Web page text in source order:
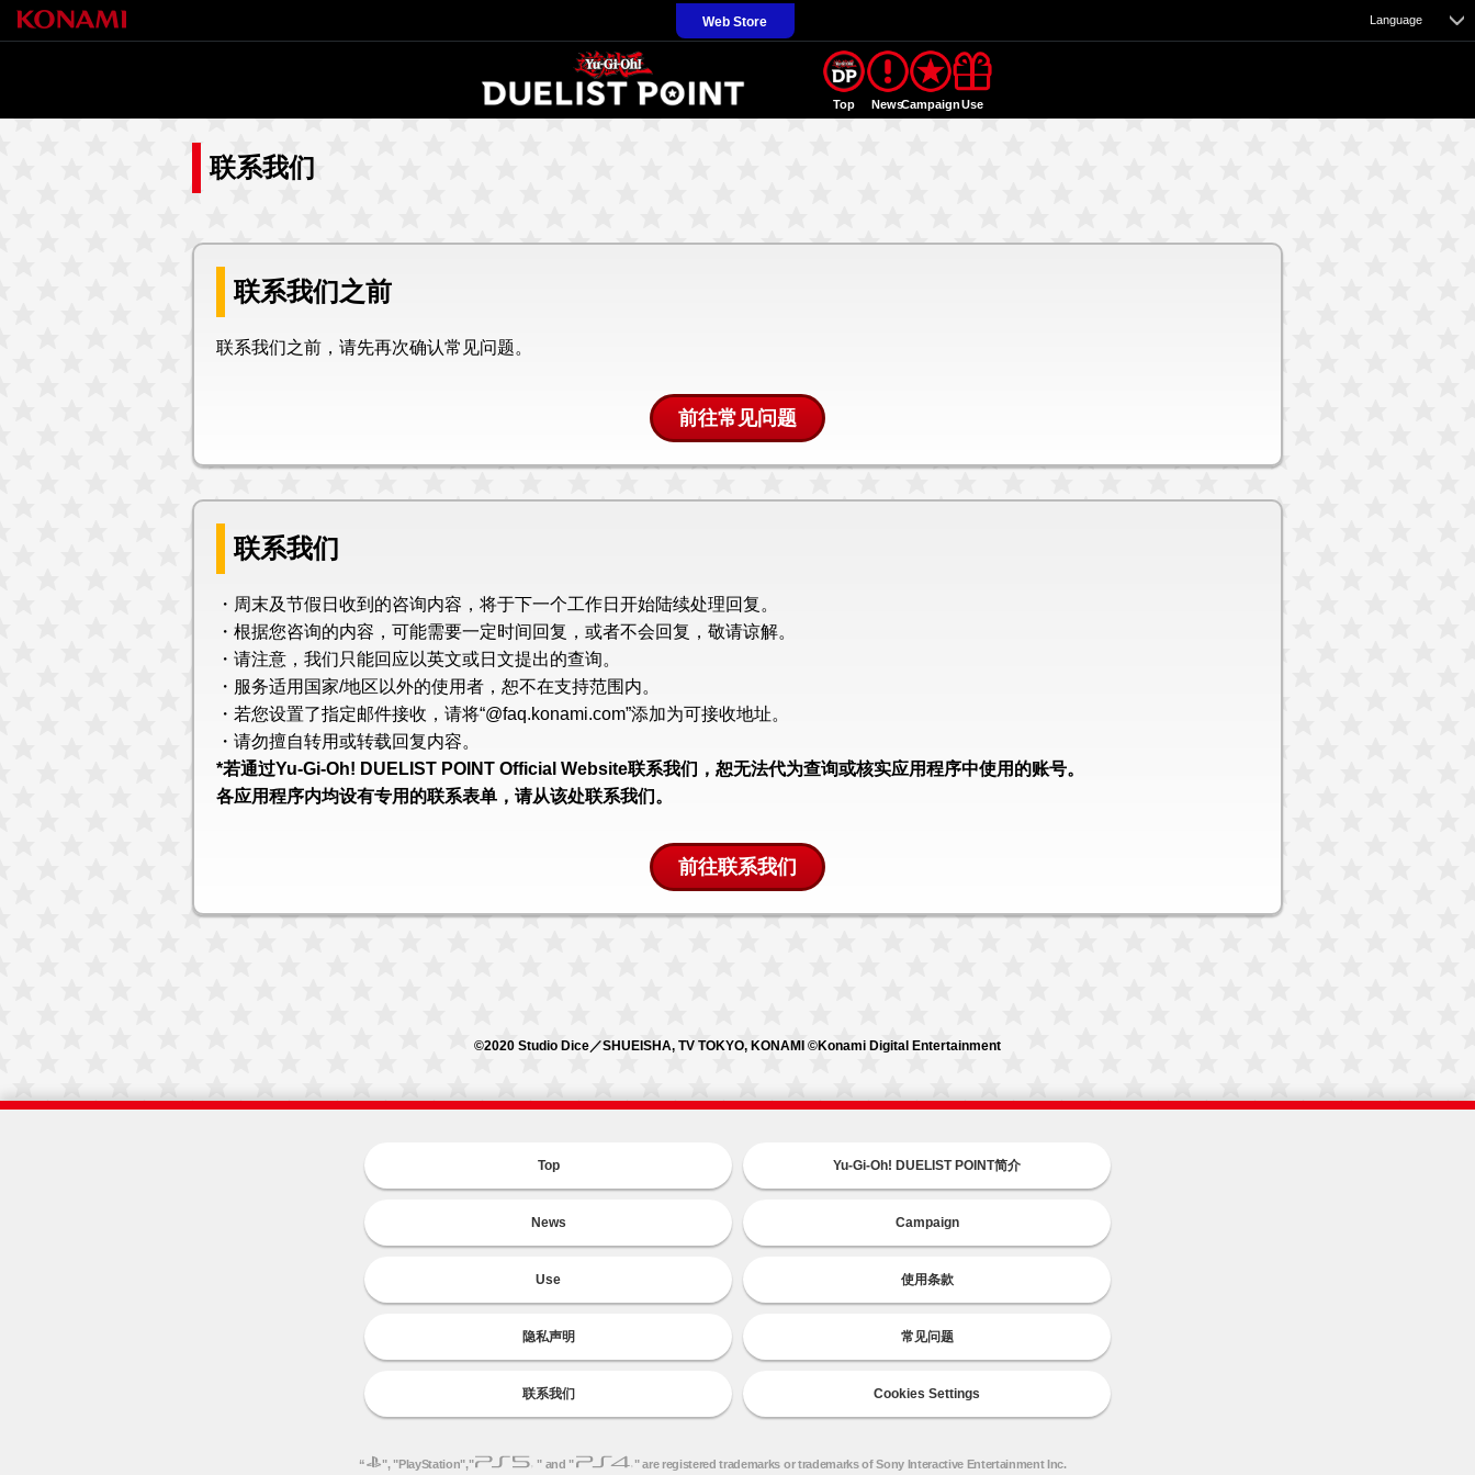
Web Store Language
Top NewsCampaignUse
联系我们
联系我们之前
联系我们之前，请先再次确认常见问题。
前往常见问题
联系我们
・周末及节假日收到的咨询内容，将于下一个工作日开始陆续处理回复。
・根据您咨询的内容，可能需要一定时间回复，或者不会回复，敬请谅解。
・请注意，我们只能回应以英文或日文提出的查询。
・服务适用国家/地区以外的使用者，恕不在支持范围内。
・若您设置了指定邮件接收，请将“@faq.konami.com”添加为可接收地址。
・请勿擅自转用或转载回复内容。
*若通过Yu-Gi-Oh! DUELIST POINT Official Website联系我们，恕无法代为查询或核实应用程序中使用的账号。
各应用程序内均设有专用的联系表单，请从该处联系我们。
前往联系我们
©2020 Studio Dice／SHUEISHA, TV TOKYO, KONAMI ©Konami Digital Entertainment
Top Yu-Gi-Oh! DUELIST POINT简介
News Campaign
Use 使用条款
隐私声明 常见问题
联系我们 Cookies Settings
“ ", "PlayStation"," " and " " are registered trademarks or trademarks of Sony Interactive Entertainment Inc.